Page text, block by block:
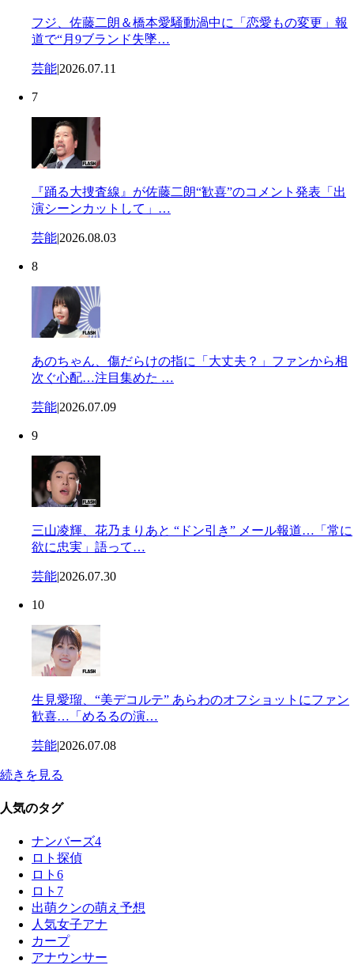
フジ、佐藤二朗＆橋本愛騒動渦中に「恋愛もの変更」報
道で“月9ブランド失墜…
芸能|2026.07.11
7
『踊る大捜査線』が佐藤二朗“歓喜”のコメント発表「出
演シーンカットして」…
芸能|2026.08.03
8
あのちゃん、傷だらけの指に「大丈夫？」ファンから相
次ぐ心配…注目集めた …
芸能|2026.07.09
9
三山凌輝、花乃まりあと “ドン引き” メール報道…「常に
欲に忠実」語って…
芸能|2026.07.30
10
生見愛瑠、“美デコルテ” あらわのオフショットにファン
歓喜…「めるるの演…
芸能|2026.07.08
続きを見る
人気のタグ
ナンバーズ4
ロト探偵
ロト6
ロト7
出萌クンの萌え予想
人気女子アナ
カープ
アナウンサー